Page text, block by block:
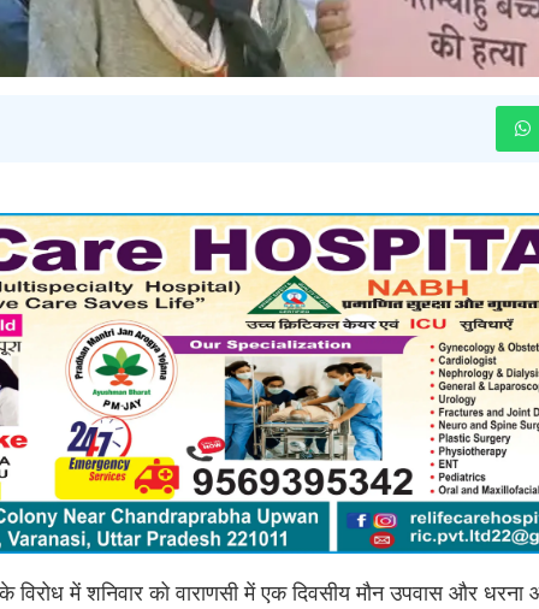
में शनिवार को वाराणसी में एक दिवसीय मौन उपवास और धरना